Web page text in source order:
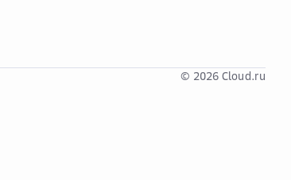
© 2026 Cloud.ru